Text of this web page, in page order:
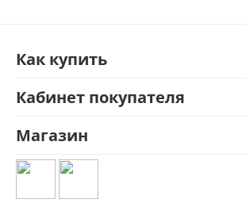
Как купить
Кабинет покупателя
Магазин